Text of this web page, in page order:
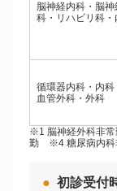
脳神経内科・脳神
科・リハビリ科・
循環器内科・内科
血管外科・外科
※1 脳神経外科非
勤 ※4 糖尿病内科
初診受付